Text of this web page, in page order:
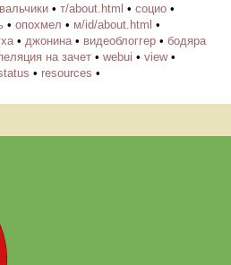
• т/about.html • социо •
• опохмел • м/id/about.html •
• джонина• видеоблоггер • бодяра
на зачет • webui • view•
• resources •